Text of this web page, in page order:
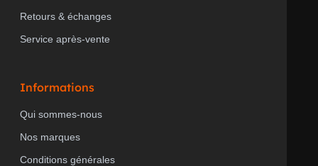
Retours & échanges
Service après-vente
Informations
Qui sommes-nous
Nos marques
Conditions générales